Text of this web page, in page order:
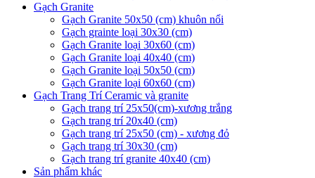
Gạch Granite
Gạch Granite 50x50 (cm) khuôn nổi
Gạch grainte loại 30x30 (cm)
Gạch Granite loại 30x60 (cm)
Gạch Granite loại 40x40 (cm)
Gạch Granite loại 50x50 (cm)
Gạch Granite loại 60x60 (cm)
Gạch Trang Trí Ceramic và granite
Gạch trang trí 25x50(cm)-xương trắng
Gạch trang trí 20x40 (cm)
Gạch trang trí 25x50 (cm) - xương đỏ
Gạch trang trí 30x30 (cm)
Gạch trang trí granite 40x40 (cm)
Sản phẩm khác